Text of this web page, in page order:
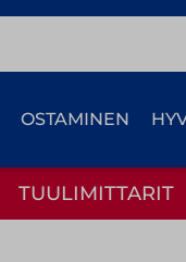
OSTAMINEN
TUULIMITTARIT